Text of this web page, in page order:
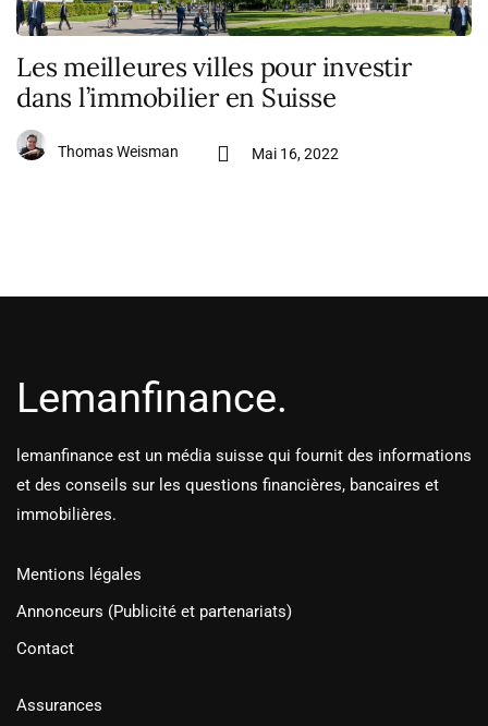
Les meilleures villes pour investir
dans l’immobilier en Suisse
Thomas Weisman Mai 16, 2022
Lemanfinance.
lemanfinance est un média suisse qui fournit des informations
et des conseils sur les questions financières, bancaires et
immobilières.
Mentions légales
Annonceurs (Publicité et partenariats)
Contact
Assurances